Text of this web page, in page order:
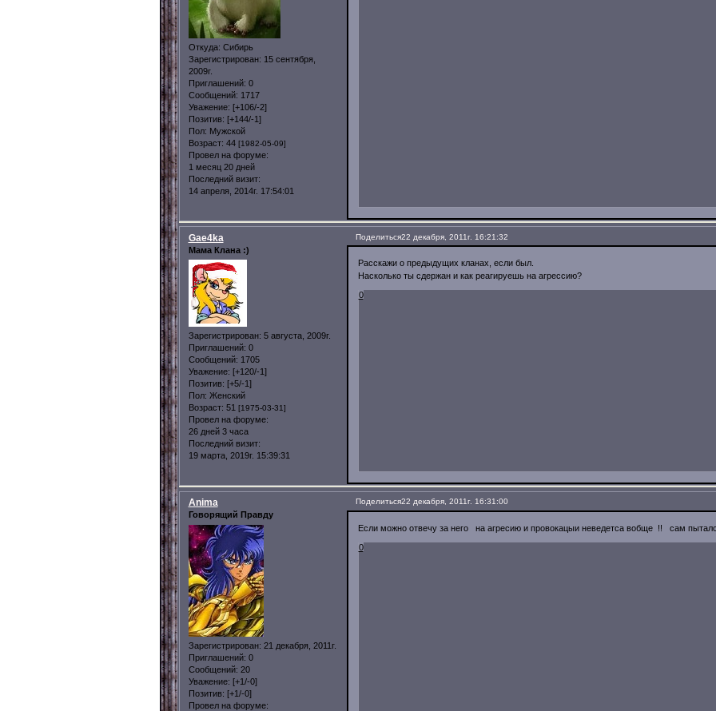
Откуда: Сибирь
Зарегистрирован: 15 сентября,
2009г.
Приглашений: 0
Сообщений: 1717
Уважение: [+106/-2]
Позитив: [+144/-1]
Пол: Мужской
Возраст: 44 [1982-05-09]
Провел на форуме:
1 месяц 20 дней
Последний визит:
14 апреля, 2014г. 17:54:01
Поделиться22 декабря, 2011г. 16:21:32
Gae4ka
Мама Клана :)
Зарегистрирован: 5 августа, 2009г.
Приглашений: 0
Сообщений: 1705
Уважение: [+120/-1]
Позитив: [+5/-1]
Пол: Женский
Возраст: 51 [1975-03-31]
Провел на форуме:
26 дней 3 часа
Последний визит:
19 марта, 2019г. 15:39:31
Расскажи о предыдущих кланах, если был.
Насколько ты сдержан и как реагируешь на агрессию?
0
Поделиться22 декабря, 2011г. 16:31:00
Anima
Говорящий Правду
Зарегистрирован: 21 декабря, 2011г.
Приглашений: 0
Сообщений: 20
Уважение: [+1/-0]
Позитив: [+1/-0]
Провел на форуме:
Если можно отвечу за него на агресию и провокацыи неведетса вобще !! сам
0